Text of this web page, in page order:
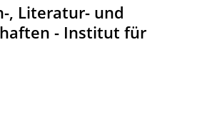
, Literatur- und
- Institut für